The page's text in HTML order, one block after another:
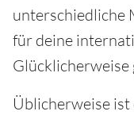
unterschiedliche
für deine
Glücklicherweise
Üblicherweise ist